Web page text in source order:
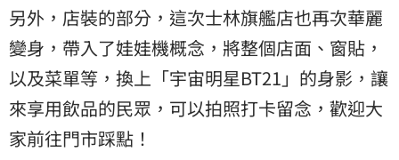
另外，店裝的部分，這次士林旗艦店也再次華麗
變身，帶入了娃娃機概念，將整個店面、窗貼，
以及菜單等，換上「宇宙明星BT21」的身影，讓
來享用飲品的民眾，可以拍照打卡留念，歡迎大
家前往門市踩點！